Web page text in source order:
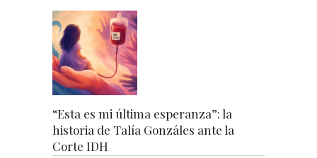
“Esta es mi última esperanza”: la
historia de Talía Gonzáles ante la
Corte IDH